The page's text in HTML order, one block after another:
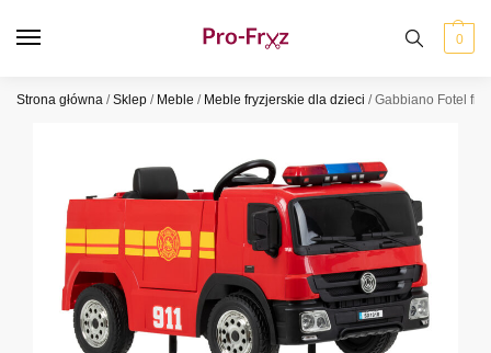
0
Strona główna /Sklep / Meble / Meble fryzjerskie dla dzieci /Gabbiano Fotel